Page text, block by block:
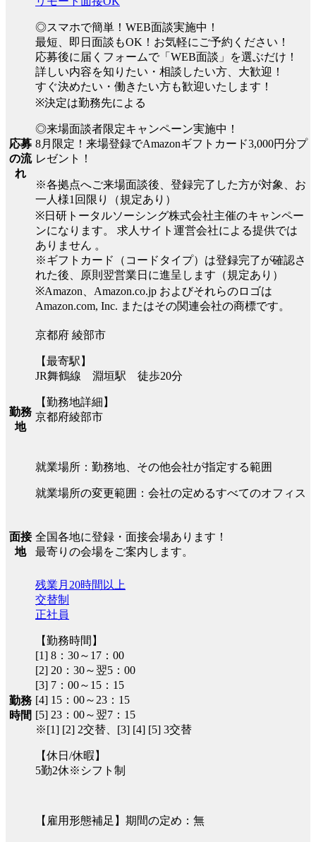
応募
の流
れ
◎スマホで簡単！WEB面談実施中！
最短、即日面談もOK！お気軽にご予約ください！
応募後に届くフォームで「WEB面談」を選ぶだけ！
詳しい内容を知りたい・相談したい方、大歓迎！
すぐ決めたい・働きたい方も歓迎いたします！
※決定は勤務先による
◎来場面談者限定キャンペーン実施中！
8月限定！来場登録でAmazonギフトカード3,000円分プ
レゼント！
※各拠点へご来場面談後、登録完了した方が対象、お
一人様1回限り（規定あり）
※日研トータルソーシング株式会社主催のキャンペー
ンになります。 求人サイト運営会社による提供では
ありません 。
※ギフトカード（コードタイプ）は登録完了が確認さ
れた後、原則翌営業日に進呈します（規定あり）
※Amazon、Amazon.co.jp およびそれらのロゴは
Amazon.com, Inc. またはその関連会社の商標です。
勤務
地
京都府 綾部市
【最寄駅】
JR舞鶴線 淵垣駅 徒歩20分
【勤務地詳細】
京都府綾部市
就業場所：勤務地、その他会社が指定する範囲
就業場所の変更範囲：会社の定めるすべてのオフィス
面接
地
全国各地に登録・面接会場あります！
最寄りの会場をご案内します。
勤務
時間
残業月20時間以上
交替制
正社員
【勤務時間】
[1] 8：30～17：00
[2] 20：30～翌5：00
[3] 7：00～15：15
[4] 15：00～23：15
[5] 23：00～翌7：15
※[1] [2] 2交替、[3] [4] [5] 3交替
【休日/休暇】
5勤2休※シフト制
【雇用形態補足】期間の定め：無